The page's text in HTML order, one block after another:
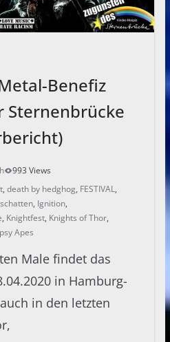
Benefiz
Sternenbrücke
993 Views
, death by hedghog, FESTIVAL,
, Ignition,
, Knightfest, Knights of Thor,
Apes
Male findet das
in Hamburg-
in den letzten